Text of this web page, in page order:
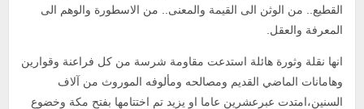
القطيع.. من الوثن الى القيمة والمعنى.. من الاسطورة والوهم الى
المعرفة والعقل.
انها نقلة وثورة هائلة استدعت مقاومة شرسة من كل فراعنة وقوارين
وهامانات الماضي القديم ومصالحه ومألوفه الموروث من آلاف
السنين،امتدت عبرعشرين عاما او يزيد تم اختتامها بفتح مكة وخضوع